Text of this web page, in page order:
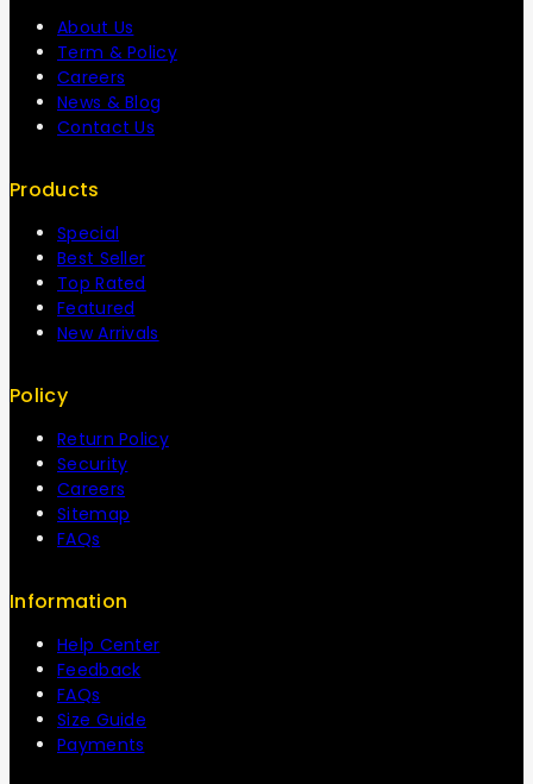
About Us
Term & Policy
Careers
News & Blog
Contact Us
Products
Special
Best Seller
Top Rated
Featured
New Arrivals
Policy
Return Policy
Security
Careers
Sitemap
FAQs
Information
Help Center
Feedback
FAQs
Size Guide
Payments